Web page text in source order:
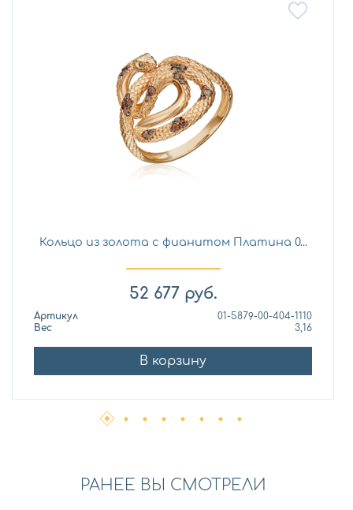
Кольцо из золота с фианитом Платина 0...
52 677 руб.
Артикул
01-5879-00-404-1110
Вес
3,16
В корзину
РАНЕЕ ВЫ СМОТРЕЛИ